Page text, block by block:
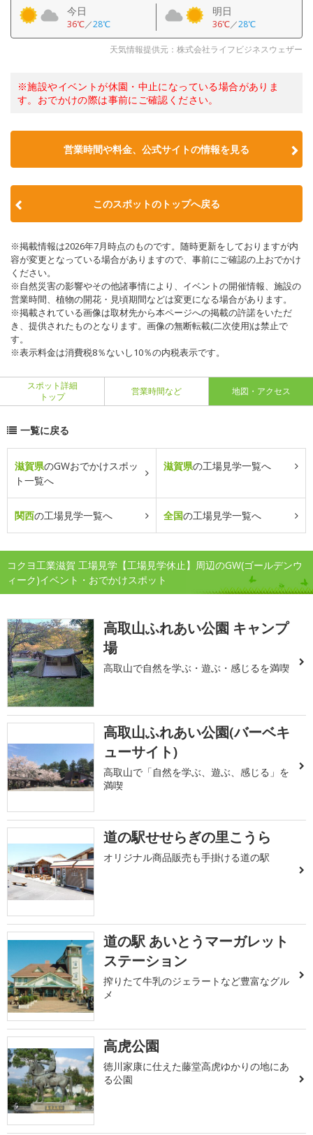
今日
36℃／28℃
明日
36℃／28℃
天気情報提供元：株式会社ライフビジネスウェザー
※施設やイベントが休園・中止になっている場合がありま
す。おでかけの際は事前にご確認ください。
営業時間や料金、公式サイトの情報を見る
このスポットのトップへ戻る
※掲載情報は2026年7月時点のものです。随時更新をしておりますが内
容が変更となっている場合がありますので、事前にご確認の上おでかけ
ください。
※自然災害の影響やその他諸事情により、イベントの開催情報、施設の
営業時間、植物の開花・見頃期間などは変更になる場合があります。
※掲載されている画像は取材先から本ページへの掲載の許諾をいただ
き、提供されたものとなります。画像の無断転載(二次使用)は禁止で
す。
※表示料金は消費税8％ないし10％の内税表示です。
スポット詳細
トップ
営業時間など 地図・アクセス
一覧に戻る
滋賀県のGWおでかけスポッ
ト一覧へ
滋賀県の工場見学一覧へ
関西の工場見学一覧へ 全国の工場見学一覧へ
コクヨ工業滋賀 工場見学【工場見学休止】周辺のGW(ゴールデンウ
ィーク)イベント・おでかけスポット
高取山ふれあい公園 キャンプ
場
高取山で自然を学ぶ・遊ぶ・感じるを満喫
高取山ふれあい公園(バーベキ
ューサイト)
高取山で「自然を学ぶ、遊ぶ、感じる」を
満喫
道の駅せせらぎの里こうら
オリジナル商品販売も手掛ける道の駅
道の駅 あいとうマーガレット
ステーション
搾りたて牛乳のジェラートなど豊富なグル
メ
高虎公園
徳川家康に仕えた藤堂高虎ゆかりの地にあ
る公園